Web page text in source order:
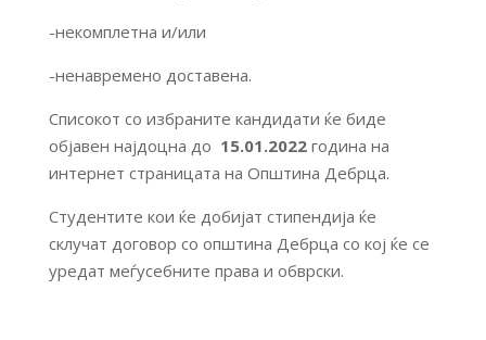
-некомплетна и/или
-ненавремено доставена.
Списокот со избраните кандидати ќе бидe
објавен најдоцна до 15.01.2022година на
интернет страницата на Општина Дебрца.
Студентите кои ќе добијат стипендија ќе
склучат договор со општина Дебрца со кој ќе се
уредат меѓусебните права и обврски.